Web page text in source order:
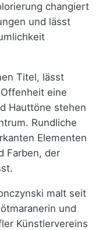
changiert
und lässt
Titel, lässt
eine
Hauttöne stehen
Rundliche
Elementen
Farben, der
malt seit
und
Künstlervereins